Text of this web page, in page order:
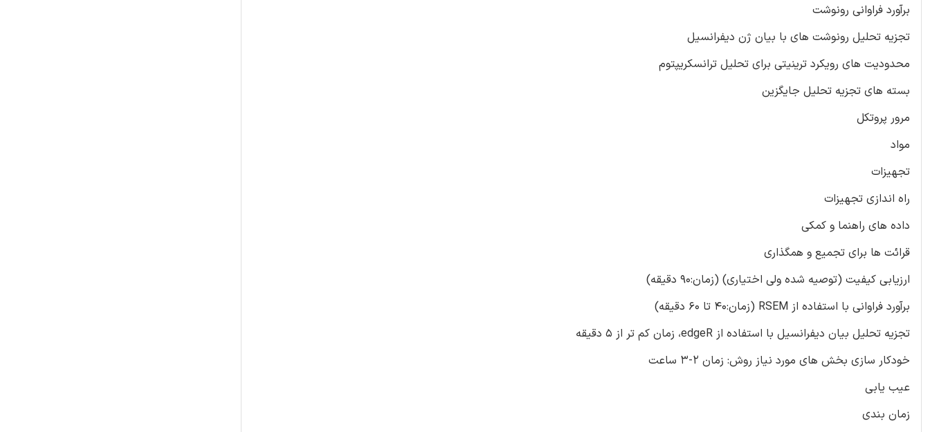
برآورد فراوانی رونوشت
تجزیه تحلیل رونوشت های با بیان ژن دیفرانسیل
محدودیت های رویکرد ترینیتی برای تحلیل ترانسکریپتوم
بسته های تجزیه تحلیل جایگزین
مرور پروتکل
مواد
تجهیزات
راه اندازی تجهیزات
داده های راهنما و کمکی
قرائت ها برای تجمیع و همگذاری
ارزیابی کیفیت (توصیه شده ولی اختیاری) (زمان:90 دقیقه)
برآورد فراوانی با استفاده از RSEM (زمان:40 تا 60 دقیقه)
تجزیه تحلیل بیان دیفرانسیل با استفاده از edgeR، زمان کم تر از 5 دقیقه
خودکار سازی بخش های مورد نیاز روش: زمان 2-3 ساعت
عیب یابی
زمان بندی